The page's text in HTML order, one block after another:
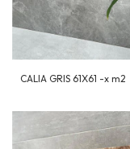
CALIA GRIS 61X61 -x m2